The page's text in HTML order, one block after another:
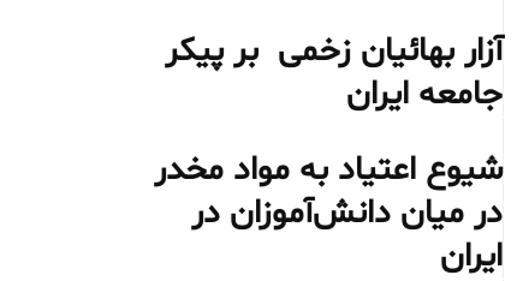
آزار بهائیان زخمی بر پیکر
جامعه ایران
شیوع اعتیاد به مواد مخدر
در میان دانش‌آموزان در
ایران